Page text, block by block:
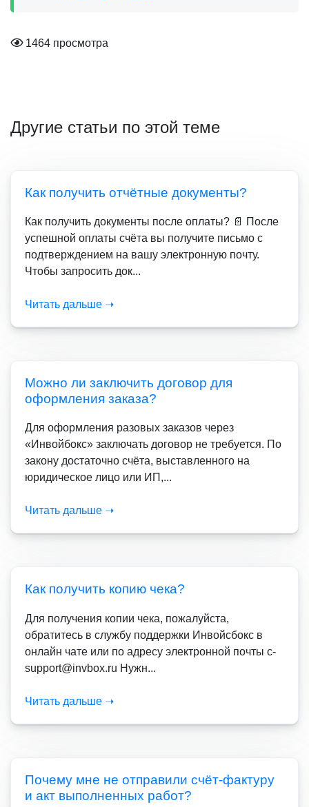
1464 просмотра
Другие статьи по этой теме
Как получить отчётные документы?
Как получить документы после оплаты? 📄 После
успешной оплаты счёта вы получите письмо с
подтверждением на вашу электронную почту.
Чтобы запросить док...
Читать дальше ➝
Можно ли заключить договор для
оформления заказа?
Для оформления разовых заказов через
«Инвойбокс» заключать договор не требуется. По
закону достаточно счёта, выставленного на
юридическое лицо или ИП,...
Читать дальше ➝
Как получить копию чека?
Для получения копии чека, пожалуйста,
обратитесь в службу поддержки Инвойсбокс в
онлайн чате или по адресу электронной почты c-
support@invbox.ru Нужн...
Читать дальше ➝
Почему мне не отправили счёт-фактуру
и акт выполненных работ?